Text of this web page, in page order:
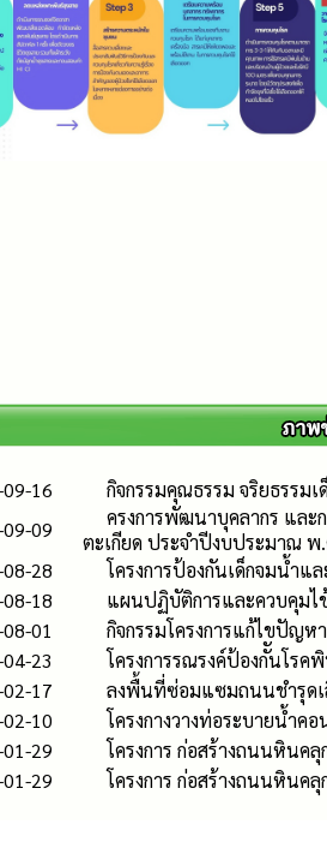
16
กิจกรรมคุณธรรม จริยธรรม
09
ครงการพัฒนาบุคลากร และ
ตะเกียด ประจำปีงบประมาณ พ
28
โครงการป้องกันเด็กจมน้ำ
18
แผนปฏิบัติการและควบคุมไ
01
กิจกรรมโครงการแก้ไขปัญห
23
โครงการรณรงค์ป้องกัันโรค
17
ลงพื้นที่ซ่อมแซมถนนชำรุด
10
โครงกางวางท่อระบายน้ำค
29
โครงการ ก่อสร้างถนนหินค
29
โครงการ ก่อสร้างถนนหินค